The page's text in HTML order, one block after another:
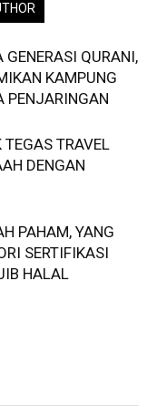
GENERASI QURANI,
KAMPUNG
PENJARINGAN
TRAVEL
DENGAN
PAHAM, YANG
SERTIFIKASI
HALAL